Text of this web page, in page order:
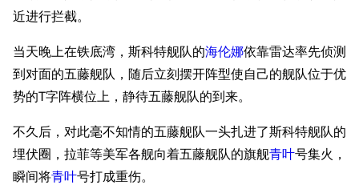
近进行拦截。
当天晚上在铁底湾，斯科特舰队的海伦娜依靠雷达率先侦测
到对面的五藤舰队，随后立刻摆开阵型使自己的舰队位于优
势的T字阵横位上，静待五藤舰队的到来。
不久后，对此毫不知情的五藤舰队一头扎进了斯科特舰队的
埋伏圈，拉菲等美军各舰向着五藤舰队的旗舰青叶号集火，
瞬间将青叶号打成重伤。